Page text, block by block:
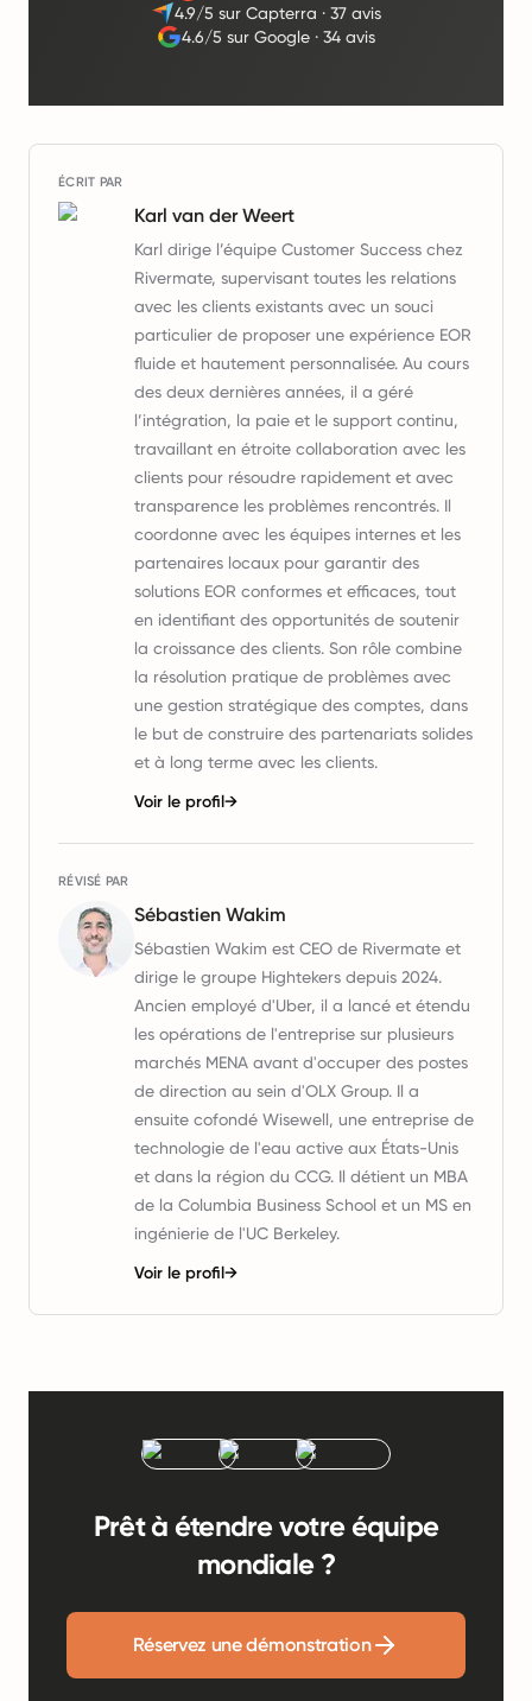
4.9/5 sur Capterra ·37 avis
4.6/5 sur Google· 34 avis
ÉCRIT PAR
Karl van der Weert
Karl dirige l’équipe Customer Success chez
Rivermate, supervisant toutes les relations
avec les clients existants avec un souci
particulier de proposer une expérience EOR
fluide et hautement personnalisée. Au cours
des deux dernières années, il a géré
l’intégration, la paie et le support continu,
travaillant en étroite collaboration avec les
clients pour résoudre rapidement et avec
transparence les problèmes rencontrés. Il
coordonne avec les équipes internes et les
partenaires locaux pour garantir des
solutions EOR conformes et efficaces, tout
en identifiant des opportunités de soutenir
la croissance des clients. Son rôle combine
la résolution pratique de problèmes avec
une gestion stratégique des comptes, dans
le but de construire des partenariats solides
et à long terme avec les clients.
Voir le profil→
RÉVISÉ PAR
Sébastien Wakim
Sébastien Wakim est CEO de Rivermate et
dirige le groupe Hightekers depuis 2024.
Ancien employé d'Uber, il a lancé et étendu
les opérations de l'entreprise sur plusieurs
marchés MENA avant d'occuper des postes
de direction au sein d'OLX Group. Il a
ensuite cofondé Wisewell, une entreprise de
technologie de l'eau active aux États-Unis
et dans la région du CCG. Il détient un MBA
de la Columbia Business School et un MS en
ingénierie de l'UC Berkeley.
Voir le profil→
Prêt à étendre votre équipe
mondiale ?
Réservez une démonstration